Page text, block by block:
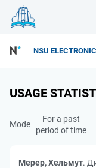
NSU
USAGE
Mode
For a past
period of time
Мерер, Хельмут.